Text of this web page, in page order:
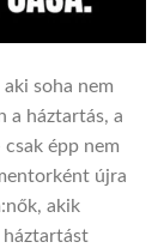
soha nem
a háztartás, a
épp nem
újra
akik
háztartást